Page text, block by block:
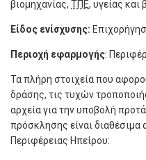
βιομηχανίας, ΤΠΕ, υγείας και
Είδος ενίσχυσης:
Περιοχή εφαρμογής:
Τα πλήρη στοιχεία που
δράσης, τις τυχών
αρχεία για την υποβολή
πρόσκλησης είναι διαθέσιμα
Περιφέρειας Ηπείρου: